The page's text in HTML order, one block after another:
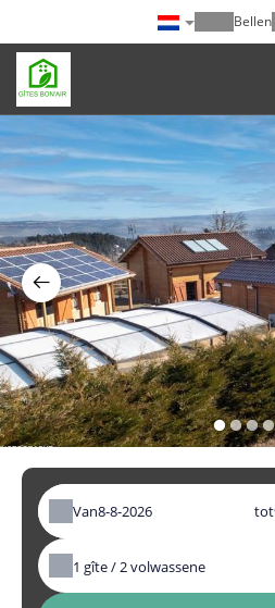
Bellen
1 2 3 4
Van tot
1 gîte /2volwassene